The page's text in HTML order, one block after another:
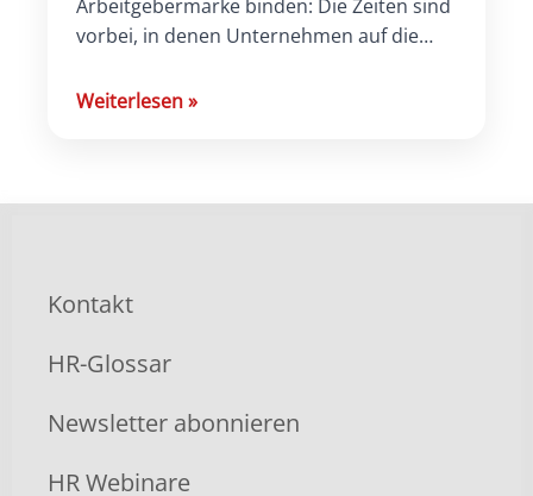
Arbeitgebermarke binden: Die Zeiten sind
vorbei, in denen Unternehmen auf die
warten mussten. Vielmehr sehen […]
Weiterlesen»
Kontakt
HR-Glossar
Newsletter abonnieren
HR Webinare